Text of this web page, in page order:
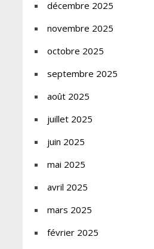
décembre 2025
novembre 2025
octobre 2025
septembre 2025
août 2025
juillet 2025
juin 2025
mai 2025
avril 2025
mars 2025
février 2025